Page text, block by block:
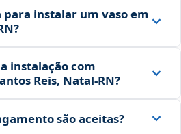
instalar um vaso em
instalação com
Reis, Natal‑RN?
são aceitas?